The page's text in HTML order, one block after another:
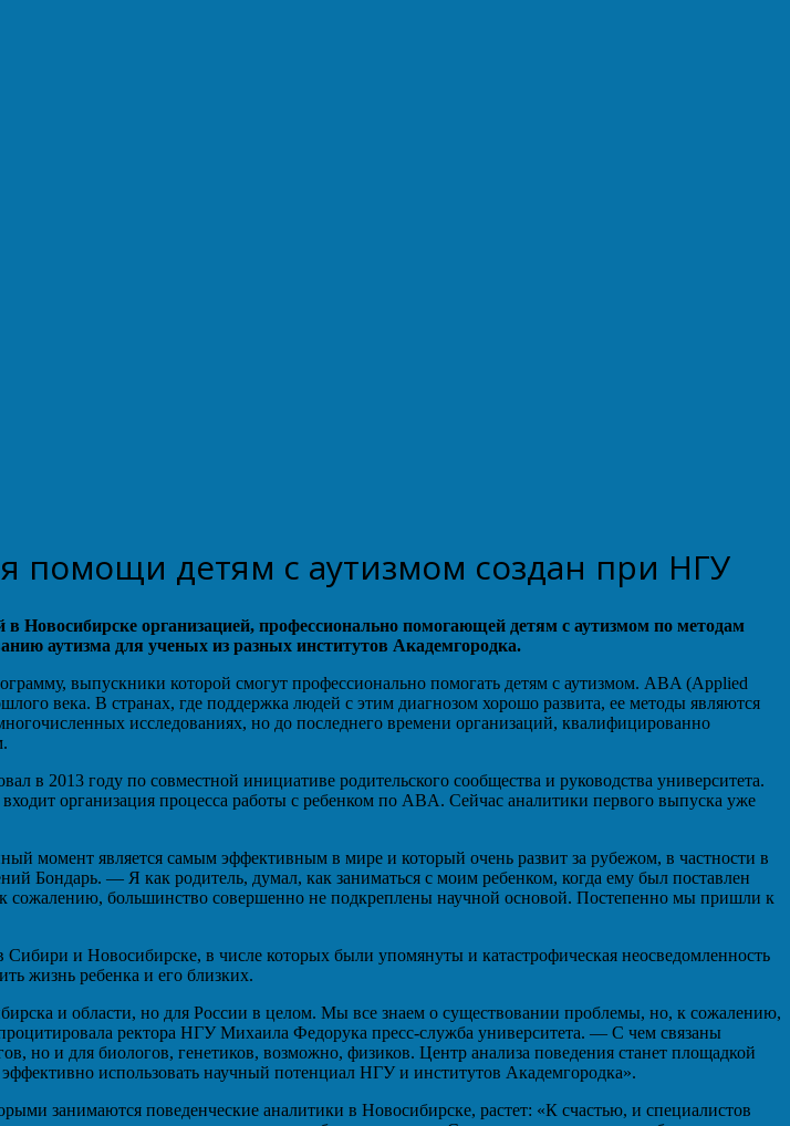
помощи детям с аутизмом создан при НГУ
Новосибирске организацией, профессионально помогающей детям с аутизмом по методам
аутизма для ученых из разных институтов Академгородка.
выпускники которой смогут профессионально помогать детям с аутизмом. ABA (Applied
века. В странах, где поддержка людей с этим диагнозом хорошо развита, ее методы являются
исследованиях, но до последнего времени организаций, квалифицированно
в 2013 году по совместной инициативе родительского сообщества и руководства университета.
организация процесса работы с ребенком по ABA. Сейчас аналитики первого выпуска уже
момент является самым эффективным в мире и который очень развит за рубежом, в частности в
Бондарь. — Я как родитель, думал, как заниматься с моим ребенком, когда ему был поставлен
сожалению, большинство совершенно не подкреплены научной основой. Постепенно мы пришли к
и Новосибирске, в числе которых были упомянуты и катастрофическая неосведомленность
жизнь ребенка и его близких.
и области, но для России в целом. Мы все знаем о существовании проблемы, но, к сожалению,
ректора НГУ Михаила Федорука пресс-служба университета. — С чем связаны
но и для биологов, генетиков, возможно, физиков. Центр анализа поведения станет площадкой
использовать научный потенциал НГУ и институтов Академгородка».
занимаются поведенческие аналитики в Новосибирске, растет: «К счастью, и специалистов